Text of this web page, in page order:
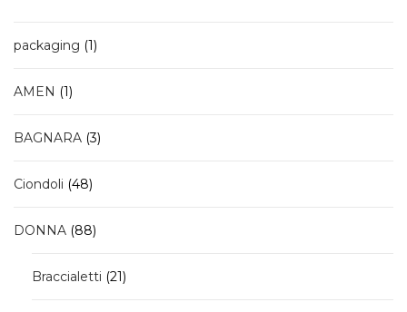
packaging 11
AMEN
11
BAGNARA 33
Ciondoli 4848
DONNA 8888
Braccialetti 2121